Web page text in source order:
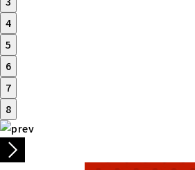
4
5
6
7
8